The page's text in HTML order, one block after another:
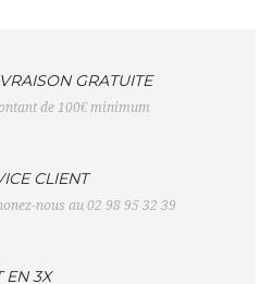
GRATUITE
de 100€ minimum
CLIENT
nous au 02 98 95 32 39
EN 3X